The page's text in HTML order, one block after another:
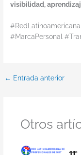
visibilidad,
#MarcaPersonal
← Entrada anterior
Otros